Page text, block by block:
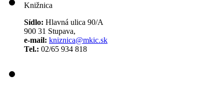
Knižnica
Sídlo: Hlavná ulica 90/A
900 31 Stupava,
e-mail: kniznica@mkic.sk
Tel.: 02/65 934 818